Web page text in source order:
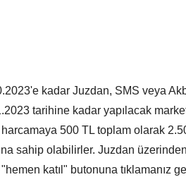
kadar Juzdan, SMS veya
tarihine kadar yapılacak
500 TL toplam olarak
sahip olabilirler. Juzdan
katıl" butonuna tıklamanız